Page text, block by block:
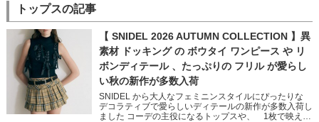
トップスの記事
【 SNIDEL 2026 AUTUMN COLLECTION 】異
素材 ドッキング の ボウタイ ワンピース や リ
ボンディテール 、たっぷりの フリル が愛らし
い秋の新作が多数入荷
SNIDEL から大人なフェミニンスタイルにぴったりな
デコラティブで愛らしいディテールの新作が多数入荷し
ました コーデの主役になるトップスや、 1枚で映える